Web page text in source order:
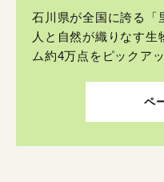
石川県が全国に誇る「
人と自然が織りなす生
ム約4万点をピックアッ
ペ